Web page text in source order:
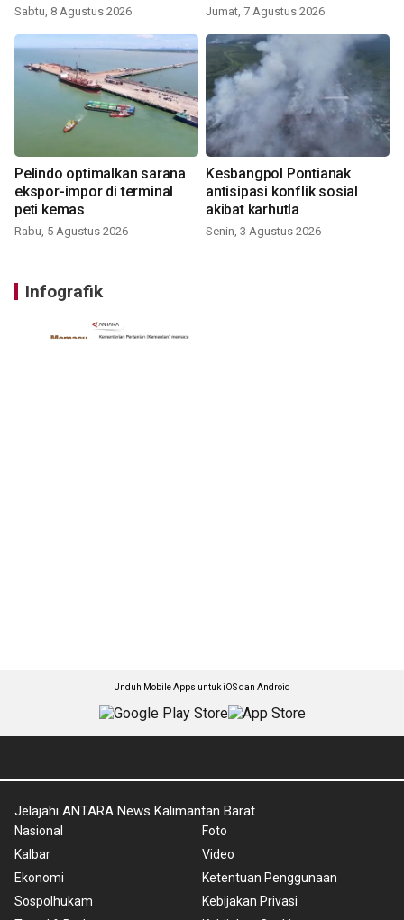
Sabtu, 8 Agustus 2026 Jumat, 7 Agustus 2026
Pelindo optimalkan sarana
ekspor-impor di terminal
peti kemas
Rabu, 5 Agustus 2026
Kesbangpol Pontianak
antisipasi konflik sosial
akibat karhutla
Senin, 3 Agustus 2026
Infografik
Unduh Mobile Apps untuk iOS dan Android
Jelajahi ANTARA News Kalimantan Barat
Nasional
Kalbar
Ekonomi
Sospolhukam
Foto
Video
Ketentuan Penggunaan
Kebijakan Privasi